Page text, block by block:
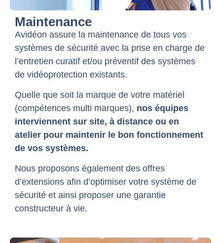
Maintenance
Avidéon assure la maintenance de tous vos
systèmes de sécurité avec la prise en charge de
l’entretien curatif et/ou préventif des systèmes
de vidéoprotection existants.
Quelle que soit la marque de votre matériel
(compétences multi marques), nos équipes
interviennent sur site, à distance ou en
atelier pour maintenir le bon fonctionnement
de vos systèmes.
Nous proposons également des offres
d’extensions afin d’optimiser votre système de
sécurité et ainsi proposer une garantie
constructeur à vie.